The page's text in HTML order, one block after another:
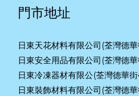
門市地址
日東天花材料有限公司(荃灣德
日東安全用品有限公司(荃灣德
日東冷凍器材有限公(荃灣德華
日東裝飾材料有限公司(荃灣德